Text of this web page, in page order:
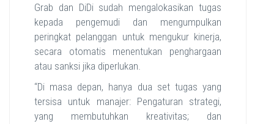
Grab dan DiDi sudah mengalokasikan tugas
kepada pengemudi dan mengumpulkan
peringkat pelanggan untuk mengukur kinerja,
secara otomatis menentukan penghargaan
atau sanksi jika diperlukan.
“Di masa depan, hanya dua set tugas yang
tersisa untuk manajer: Pengaturan strategi,
yang membutuhkan kreativitas; dan